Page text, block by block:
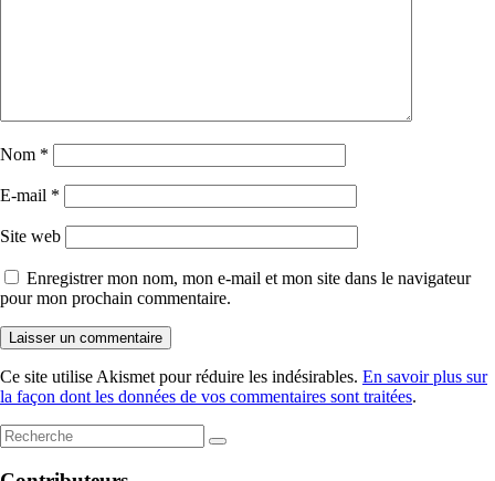
Nom *
E-mail *
Site web
Enregistrer mon nom, mon e-mail et mon site dans le navigateur
pour mon prochain commentaire.
Ce site utilise Akismet pour réduire les indésirables. En savoir plus sur
la façon dont les données de vos commentaires sont traitées.